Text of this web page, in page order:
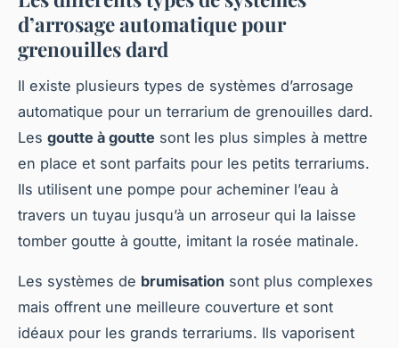
d’arrosage automatique pour
grenouilles dard
Il existe plusieurs types de systèmes d’arrosage
automatique pour un terrarium de grenouilles dard.
Les goutte à goutte sont les plus simples à mettre
en place et sont parfaits pour les petits terrariums.
Ils utilisent une pompe pour acheminer l’eau à
travers un tuyau jusqu’à un arroseur qui la laisse
tomber goutte à goutte, imitant la rosée matinale.
Les systèmes de brumisation sont plus complexes
mais offrent une meilleure couverture et sont
idéaux pour les grands terrariums. Ils vaporisent